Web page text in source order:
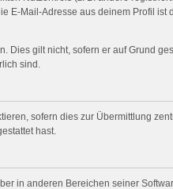
E-Mail-Adresse aus deinem Profil
gilt nicht, sofern er auf Grund
sind.
sofern dies zur Übermittlung
hast.
in anderen Bereichen seiner